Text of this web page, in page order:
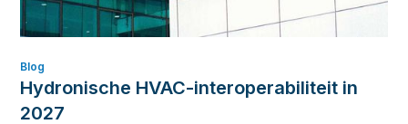
Blog
Hydronische HVAC-interoperabiliteit in
2027